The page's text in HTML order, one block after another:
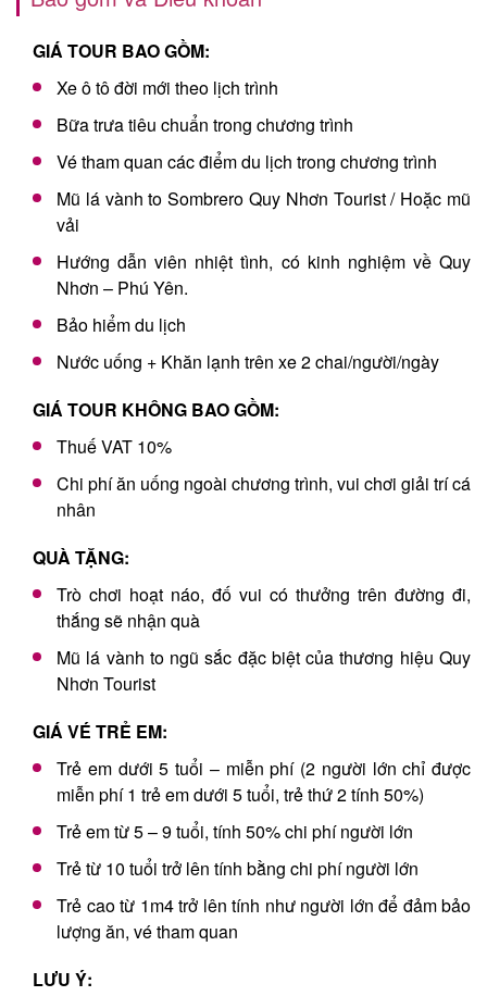
GIÁ TOUR BAO GỒM:
Xe ô tô đời mới theo lịch trình
Bữa trưa tiêu chuẩn trong chương trình
Vé tham quan các điểm du lịch trong chương trình
Mũ lá vành to Sombrero Quy Nhơn Tourist / Hoặc mũ
vải
Hướng dẫn viên nhiệt tình, có kinh nghiệm về Quy
Nhơn – Phú Yên.
Bảo hiểm du lịch
Nước uống + Khăn lạnh trên xe 2 chai/người/ngày
GIÁ TOUR KHÔNG BAO GỒM:
Thuế VAT 10%
Chi phí ăn uống ngoài chương trình, vui chơi giải trí cá
nhân
QUÀ TẶNG:
Trò chơi hoạt náo, đố vui có thưởng trên đường đi,
thắng sẽ nhận quà
Mũ lá vành to ngũ sắc đặc biệt của thương hiệu Quy
Nhơn Tourist
GIÁ VÉ TRẺ EM:
Trẻ em dưới 5 tuổi – miễn phí (2 người lớn chỉ được
miễn phí 1 trẻ em dưới 5 tuổi, trẻ thứ 2 tính 50%)
Trẻ em từ 5 – 9 tuổi, tính 50% chi phí người lớn
Trẻ từ 10 tuổi trở lên tính bằng chi phí người lớn
Trẻ cao từ 1m4 trở lên tính như người lớn để đảm bảo
lượng ăn, vé tham quan
LƯU Ý: